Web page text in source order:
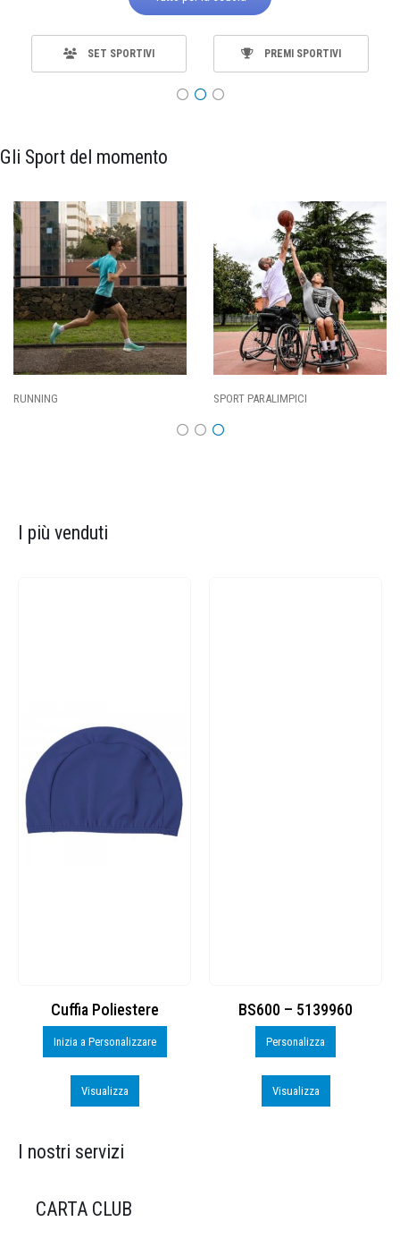
SET SPORTIVI PREMI SPORTIVI
Gli Sport del momento
RUNNING SPORT PARALIMPICI
I più venduti
Cuffia Poliestere
Inizia a Personalizzare
Visualizza
BS600 – 5139960
Personalizza
Visualizza
I nostri servizi
CARTA CLUB